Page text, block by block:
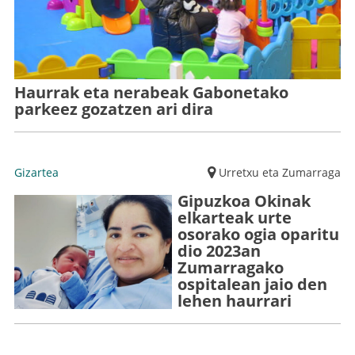
Haurrak eta nerabeak Gabonetako
parkeez gozatzen ari dira
Gizartea Urretxu eta Zumarraga
Gipuzkoa Okinak
elkarteak urte
osorako ogia oparitu
dio 2023an
Zumarragako
ospitalean jaio den
lehen haurrari